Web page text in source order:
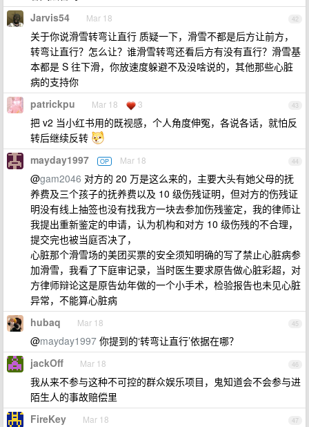
42
Jarvis54 Mar 18
关于你说滑雪转弯让直行 质疑一下，滑雪不都是后方让前方，
转弯让直行？怎么让？谁滑雪转弯还看后方有没有直行？滑雪基
本都是 S 往下滑，你放速度躲避不及没啥说的，其他那些心脏
病的支持你
43
patrickpu Mar 18 3
把 v2 当小红书用的既视感，个人角度伸冤，各说各话，就怕反
转后继续反转
44
mayday1997 OP Mar 18
@gam2046 对方的 20 万是这么来的，主要大头有她父母的抚
养费及三个孩子的抚养费以及 10 级伤残证明，但对方的伤残证
明没有线上抽签也没有找我方一块去参加伤残鉴定，我的律师让
我提出重新鉴定的申请，认为机构和对方 10 级伤残的不合理，
提交完也被当庭否决了，
心脏那个滑雪场的美团买票的安全须知明确的写了禁止心脏病参
加滑雪，我看了下庭审记录，当时医生要求原告做心脏彩超，对
方律师辩论这是原告幼年做的一个小手术，检验报告也未见心脏
异常，不能算心脏病
45
hubaq Mar 18
@mayday1997 你提到的‘转弯让直行’依据在哪？
46
jackOff Mar 18
我从来不参与这种不可控的群众娱乐项目，鬼知道会不会参与进
陌生人的事故赔偿里
47
FireKey Mar 18